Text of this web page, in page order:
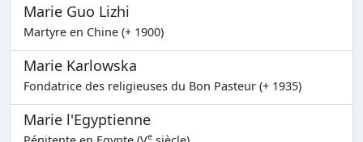
Marie Guo Lizhi
Martyre en Chine (+ 1900)
Marie Karlowska
Fondatrice des religieuses du Bon Pasteur (+ 1935)
Marie l'Egyptienne
e